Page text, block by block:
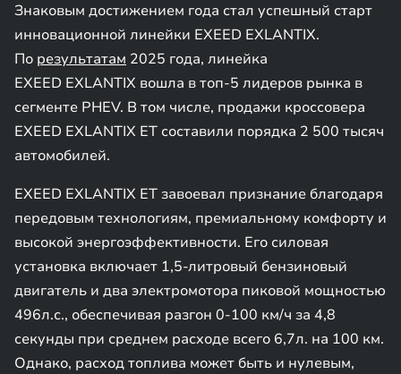
Знаковым достижением года стал успешный старт
инновационной линейки EXEED EXLANTIX.
По результатам 2025 года, линейка
EXEED EXLANTIX вошла в топ-5 лидеров рынка в
сегменте PHEV. В том числе, продажи кроссовера
EXEED EXLANTIX ET составили порядка 2 500 тысяч
автомобилей.
EXEED EXLANTIX ET завоевал признание благодаря
передовым технологиям, премиальному комфорту и
высокой энергоэффективности. Его силовая
установка включает 1,5-литровый бензиновый
двигатель и два электромотора пиковой мощностью
496л.с., обеспечивая разгон 0-100 км/ч за 4,8
секунды при среднем расходе всего 6,7л. на 100 км.
Однако, расход топлива может быть и нулевым,